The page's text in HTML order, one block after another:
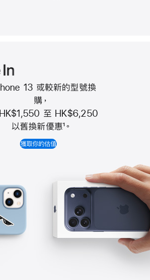
Apple
Trade
In
換
計
13 或較新的型號換
購 ，
至 HK$6,250
以舊換新優惠1 。
獲取你的估值